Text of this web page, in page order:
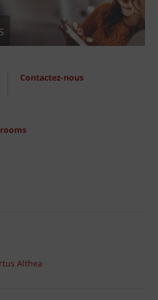
Contactez-nous
Althea